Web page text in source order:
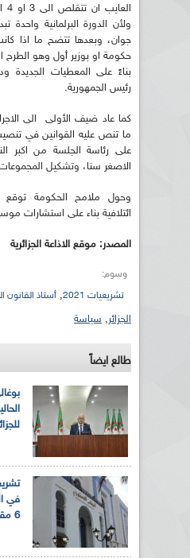
ولأن الدورة البرلمانية
جوان، وبعدها تتضح ما اذا
حكومة او بوزير أول وهو الطرح
بناءً على المعطيات الجديدة
رئيس الجمهورية.
كما عاد ضيف الأولى الى
ما تنص عليه القوانين في
على رئاسة الجلسة من اكبر
الاصغر سنا، وتشكيل المجموعات
وحول ملامح الحكومة
ائتلافية بناء على استشارات
المصدر: موقع الاذاعة الجزائرية
وسوم:
تشريعيات 2021
, أستاذ القانون
الجزائر, سياسة
طالع ايضاً
في
6 مقاعد إضافية